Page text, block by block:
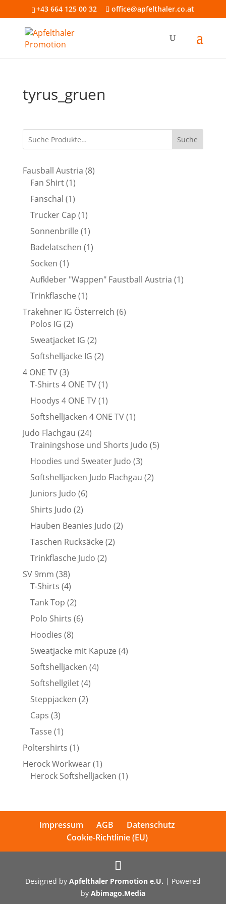
+43 664 125 00 32 office@apfelthaler.co.at
tyrus_gruen
Suche
Fausball Austria 88
Fan Shirt 11
Produkt
Fanschal 11
Produkt
Trucker Cap 11
Produkt
Sonnenbrille 11
Produkt
Badelatschen 11
Socken 11
Produkt
Aufkleber "Wappen" Faustball Austria 11
Trinkflasche 11
Produkt
Trakehner IG Österreich 66
Polos IG 22
Produkte
Sweatjacket IG 22
Produkte
Softshelljacke IG 22
4 ONE TV 33
Produkte
T-Shirts 4 ONE TV 11
Produkt
Hoodys 4 ONE TV 11
Produkt
Softshelljacken 4 ONE TV 11
Judo Flachgau 2424
Produkte
Trainingshose und Shorts Judo 55
Hoodies und Sweater Judo 33
Produkte
Softshelljacken Judo Flachgau 22
Juniors Judo 66
Shirts Judo 22
Produkte
Hauben Beanies Judo 22
Taschen Rucksäcke 22
Trinkflasche Judo 22
SV 9mm 3838
Produkte
T-Shirts 44
Produkte
Tank Top 22
Produkte
Polo Shirts 66
Hoodies 88
Produkte
Sweatjacke mit Kapuze 44
Softshelljacken 44
Softshellgilet 44
Steppjacken 22
Caps 33
Produkte
Tasse 11
Produkt
Poltershirts 11
Produkt
Herock Workwear 11
Produkt
Herock Softshelljacken 11
Impressum AGB
Datenschutz
Cookie-Richtlinie (EU)
Designed by Apfelthaler Promotion e.U. | Powered
by Abimago.Media